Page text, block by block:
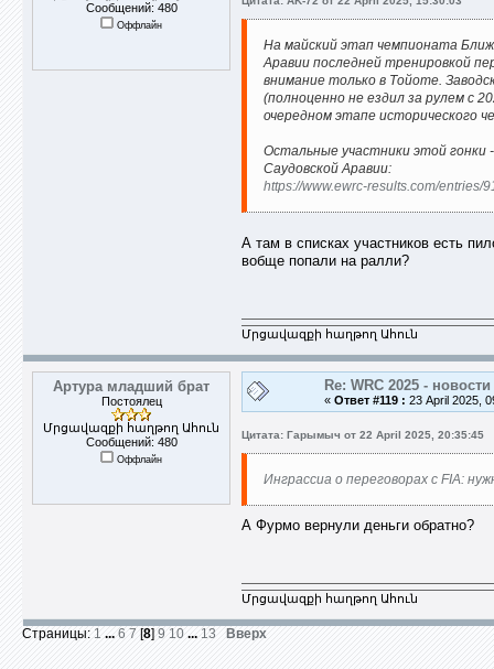
Сообщений: 480
Оффлайн
На майский этап чемпионата
Аравии последней тренировкой
внимание только в Тойоте.
(полноценно не ездил за рулем с
очередном этапе исторического
Остальные участники этой гонки
Саудовской Аравии:
https://www.ewrc-results.com/
А там в списках участников есть
вобще попали на ралли?
Մրցավազքի հաղթող Ահուն
Артура младший брат
Постоялец
Մրցավազքի հաղթող Ահուն
Сообщений: 480
Оффлайн
Re: WRC 2025 -
« Ответ #119 : 23 April 2025,
Цитата: Гарымыч от 22 April 2025, 20:35:45
Инграссиа о переговорах с FIA:
А Фурмо вернули деньги обратно?
Մրցավազքի հաղթող Ահուն
Страницы: 1 ... 6 7 [8] 9 10 ... 13 Вверх